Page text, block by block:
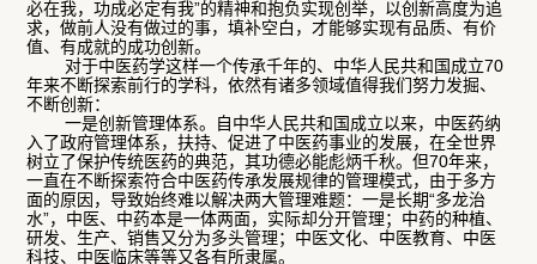
必在我，功成必定有我”的精神和抱负实现创举，以创新高度为追
求，做前人没有做过的事，填补空白，才能够实现有品质、有价
值、有成就的成功创新。
对于中医药学这样一个传承千年的、中华人民共和国成立70
年来不断探索前行的学科，依然有诸多领域值得我们努力发掘、
不断创新：
一是创新管理体系。自中华人民共和国成立以来，中医药纳
入了政府管理体系，扶持、促进了中医药事业的发展，在全世界
树立了保护传统医药的典范，其功德必能彪炳千秋。但70年来，
一直在不断探索符合中医药传承发展规律的管理模式，由于多方
面的原因，导致始终难以解决两大管理难题：一是长期“多龙治
水”，中医、中药本是一体两面，实际却分开管理；中药的种植、
研发、生产、销售又分为多头管理；中医文化、中医教育、中医
科技、中医临床等等又各有所隶属。